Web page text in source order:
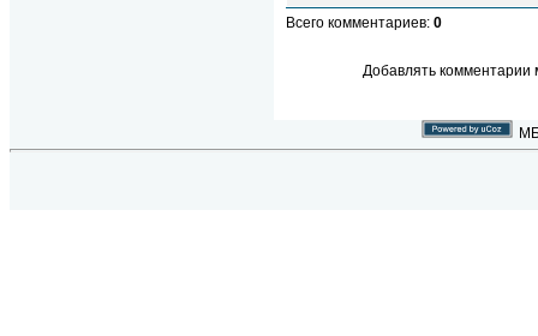
Всего комментариев: 0
Добавлять комментарии